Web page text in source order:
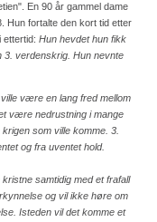
En 90 år gammel dame
Hun fortalte den kort tid etter
ettertid: Hun hevdet hun fikk
3. verdenskrig. Hun nevnte
være en lang fred mellom
være nedrustning i mange
som ville komme. 3.
og fra uventet hold.
samtidig med et frafall
og vil ikke høre om
Isteden vil det komme et